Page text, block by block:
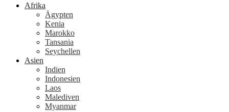
Afrika
Ägypten
Kenia
Marokko
Tansania
Seychellen
Asien
Indien
Indonesien
Laos
Malediven
Myanmar